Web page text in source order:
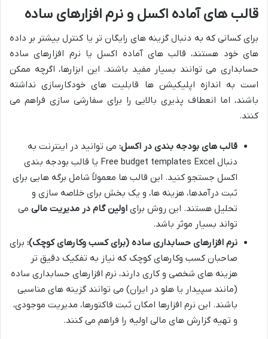
قالب های آماده اکسل و نرم افزارهای ساده
برای کسانی که به دنبال گزینه های رایگان تر یا کنترل بیشتر بر داده
های خود هستند، قالب های آماده اکسل یا نرم افزارهای ساده
حسابداری می توانند بسیار مفید باشند. این ابزارها، اگرچه ممکن
است به اندازه اپلیکیشن ها قابلیت های خودکارسازی نداشته
باشند، اما انعطاف پذیری بالایی را برای سفارشی سازی فراهم می
کنند.
قالب های بودجه بندی در اکسل: می توانید در اینترنت به
دنبال Free budget templates Excel یا قالب بودجه بندی
اکسل جستجو کنید. این قالب ها معمولاً شامل برگه هایی برای
ثبت درآمدها، هزینه ها، و یک بخش برای خلاصه سازی و
تحلیل هستند. این روش برای اولین گام در مدیریت مالی می
تواند بسیار موثر باشد.
نرم افزارهای حسابداری ساده (برای کسب وکارهای کوچک): برای
صاحبان کسب وکارهای کوچک که نیاز به تفکیک دقیق تر
هزینه های شخصی و کاری دارند، نرم افزارهای حسابداری ساده
(مانند سپیدار یا هلو در ایران) می توانند گزینه های مناسبی
باشند. این نرم افزارها امکان ثبت فاکتورها، مدیریت موجودی،
و تهیه گزارش های مالی اولیه را فراهم می کنند.